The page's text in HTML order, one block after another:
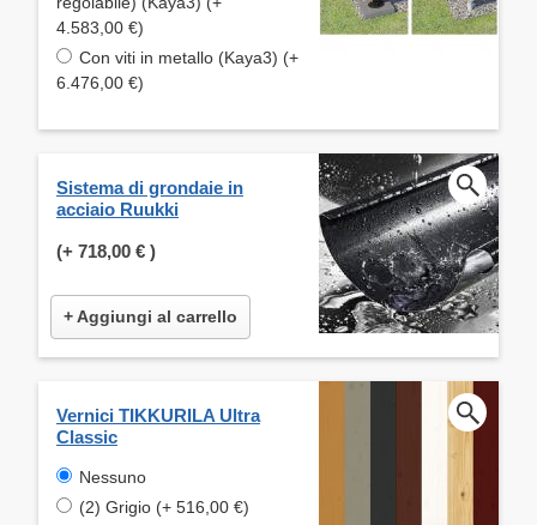
4.583,00 €)
Con viti in metallo (Kaya3) (+
6.476,00 €)
Sistema di grondaie in
acciaio Ruukki
(+ 718,00 € )
+ Aggiungi al carrello
Vernici TIKKURILA Ultra
Classic
Nessuno
(2) Grigio (+ 516,00 €)